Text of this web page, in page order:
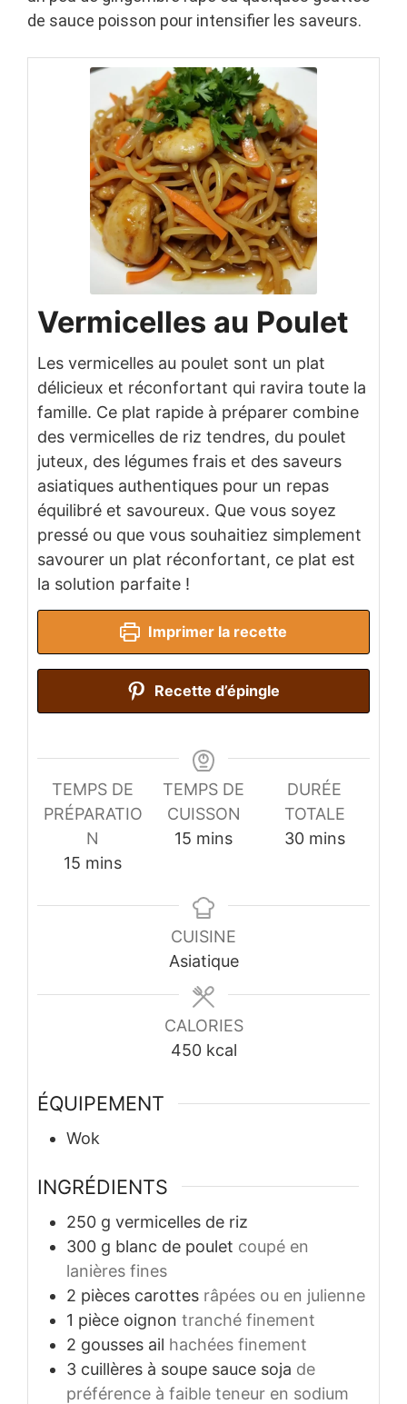
de sauce poisson pour intensifier les saveurs.
Vermicelles au Poulet
Les vermicelles au poulet sont un plat
délicieux et réconfortant qui ravira toute la
famille. Ce plat rapide à préparer combine
des vermicelles de riz tendres, du poulet
juteux, des légumes frais et des saveurs
asiatiques authentiques pour un repas
équilibré et savoureux. Que vous soyez
pressé ou que vous souhaitiez simplement
savourer un plat réconfortant, ce plat est
la solution parfaite !
Imprimer la recette
Recette d’épingle
TEMPS DE
PRÉPARATIO
N
15 minutes
mins
TEMPS DE
CUISSON
15 minutes
mins
DURÉE
TOTALE
30minutes
mins
CUISINE
Asiatique
CALORIES
450 kcal
ÉQUIPEMENT
Wok
INGRÉDIENTS
250 g vermicelles de riz
300 g blanc de poulet coupé en
lanières fines
2 pièces carottes râpées ou en julienne
1 pièce oignon tranché finement
2 gousses ail hachées finement
3 cuillères à soupe sauce soja de
préférence à faible teneur en sodium